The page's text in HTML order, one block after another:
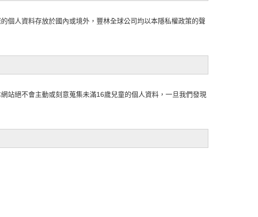
個人資料存放於國內或境外，豐林全球公司均以本隱私權政策的聲
站絕不會主動或刻意蒐集未滿16歲兒童的個人資料，一旦我們發現